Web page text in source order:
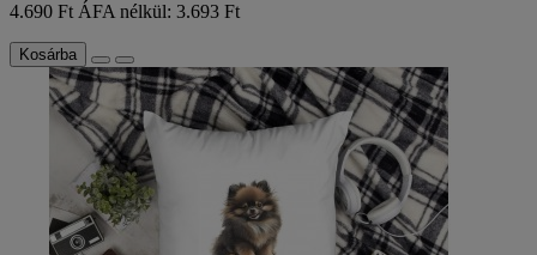
4.690 Ft ÁFA nélkül: 3.693 Ft
Kosárba